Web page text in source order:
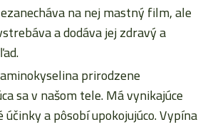
na nej mastný film, ale
a dodáva jej zdravý a
prirodzene
sa v našom tele. Má vynikajúce
a pôsobí upokojujúco. Vypína